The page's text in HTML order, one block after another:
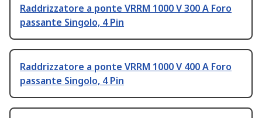
Raddrizzatore a ponte VRRM 1000 V 300 A Foro
passante Singolo, 4 Pin
Raddrizzatore a ponte VRRM 1000 V 400 A Foro
passante Singolo, 4 Pin